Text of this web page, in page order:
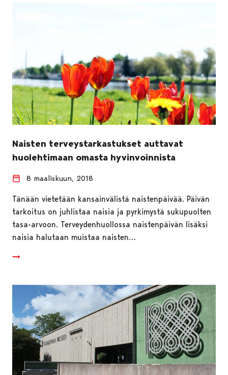
Naisten terveystarkastukset auttavat
huolehtimaan omasta hyvinvoinnista
8 maaliskuun, 2018
Tänään vietetään kansainvälistä naistenpäivää. Päivän
tarkoitus on juhlistaa naisia ja pyrkimystä sukupuolten
tasa-arvoon. Terveydenhuollossa naistenpäivän lisäksi
naisia halutaan muistaa naisten…